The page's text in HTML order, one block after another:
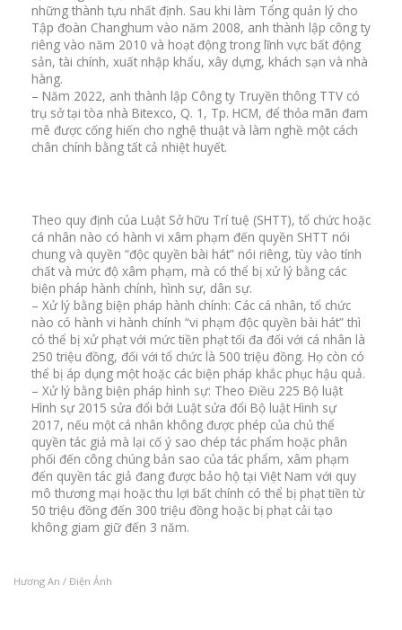
những thành tựu nhất định. Sau khi làm Tổng quản lý cho
Tập đoàn Changhum vào năm 2008, anh thành lập công ty
riêng vào năm 2010 và hoạt động trong lĩnh vực bất động
sản, tài chính, xuất nhập khẩu, xây dựng, khách sạn và nhà
hàng.
– Năm 2022, anh thành lập Công ty Truyền thông TTV có
trụ sở tại tòa nhà Bitexco, Q. 1, Tp. HCM, để thỏa mãn đam
mê được cống hiến cho nghệ thuật và làm nghề một cách
chân chính bằng tất cả nhiệt huyết.
Theo quy định của Luật Sở hữu Trí tuệ (SHTT), tổ chức hoặc
cá nhân nào có hành vi xâm phạm đến quyền SHTT nói
chung và quyền “độc quyền bài hát” nói riêng, tùy vào tính
chất và mức độ xâm phạm, mà có thể bị xử lý bằng các
biện pháp hành chính, hình sự, dân sự.
– Xử lý bằng biện pháp hành chính: Các cá nhân, tổ chức
nào có hành vi hành chính “vi phạm độc quyền bài hát” thì
có thể bị xử phạt với mức tiền phạt tối đa đối với cá nhân là
250 triệu đồng, đối với tổ chức là 500 triệu đồng. Họ còn có
thể bị áp dụng một hoặc các biện pháp khắc phục hậu quả.
– Xử lý bằng biện pháp hình sự: Theo Điều 225 Bộ luật
Hình sự 2015 sửa đổi bởi Luật sửa đổi Bộ luật Hình sự
2017, nếu một cá nhân không được phép của chủ thể
quyền tác giả mà lại cố ý sao chép tác phẩm hoặc phân
phối đến công chúng bản sao của tác phẩm, xâm phạm
đến quyền tác giả đang được bảo hộ tại Việt Nam với quy
mô thương mại hoặc thu lợi bất chính có thể bị phạt tiền từ
50 triệu đồng đến 300 triệu đồng hoặc bị phạt cải tạo
không giam giữ đến 3 năm.
Hương An / Điện Ảnh